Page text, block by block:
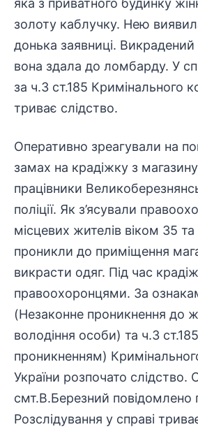
яка з приватного будинку
золоту каблучку. Нею
донька заявниці. Викрадений
вона здала до ломбарду. У
за ч.3 ст.185 Кримінального
триває слідство.
Оперативно зреагували на
замах на крадіжку з
працівники
поліції. Як з’ясували
місцевих жителів віком 35 та
проникли до приміщення
викрасти одяг. Під час
правоохоронцями. За
(Незаконне проникнення до
володіння особи) та ч.3
проникненням)
України розпочато
смт.В.Березний повідомлено
Розслідування у справі